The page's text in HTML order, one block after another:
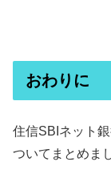
おわりに
住信SBIネット
ついてまとめま